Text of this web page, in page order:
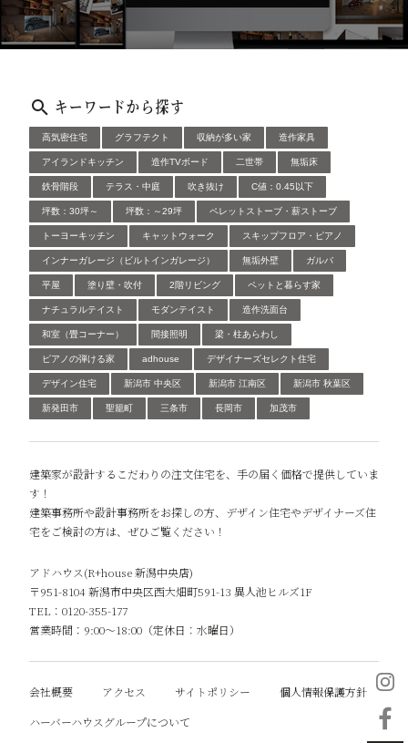
キーワードから探す
高気密住宅 グラフテクト 収納が多い家 造作家具
アイランドキッチン 造作TVボード 二世帯 無垢床
鉄骨階段 テラス・中庭 吹き抜け C値：0.45以下
坪数：30坪～ 坪数：～29坪 ペレットストーブ・薪ストーブ
トーヨーキッチン キャットウォーク スキップフロア・ピアノ
インナーガレージ（ビルトインガレージ） 無垢外壁 ガルバ
平屋 塗り壁・吹付 2階リビング ペットと暮らす家
ナチュラルテイスト モダンテイスト 造作洗面台
和室（畳コーナー） 間接照明 梁・柱あらわし
ピアノの弾ける家 adhouse デザイナーズセレクト住宅
デザイン住宅 新潟市 中央区 新潟市 江南区 新潟市 秋葉区
新発田市 聖籠町 三条市 長岡市 加茂市
建築家が設計するこだわりの注文住宅を、手の届く価格で提供していま
す！
建築事務所や設計事務所をお探しの方、デザイン住宅やデザイナーズ住
宅をご検討の方は、ぜひご覧ください！
アドハウス(R+house 新潟中央店)
〒951-8104 新潟市中央区西大畑町591-13 異人池ヒルズ1F
TEL：0120-355-177
営業時間：9:00～18:00（定休日：水曜日）
会社概要 アクセス サイトポリシー
個人情報保護方針
ハーバーハウスグループについて